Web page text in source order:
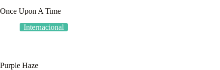
Once Upon A Time
Internacional
Purple Haze